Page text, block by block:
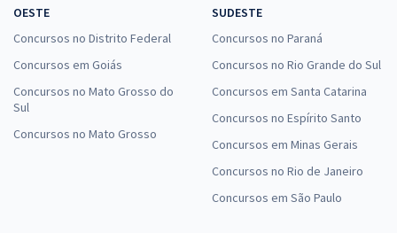
OESTE
Concursos no Distrito Federal
Concursos em Goiás
Concursos no Mato Grosso do
Sul
Concursos no Mato Grosso
SUDESTE
Concursos no Paraná
Concursos no Rio Grande do Sul
Concursos em Santa Catarina
Concursos no Espírito Santo
Concursos em Minas Gerais
Concursos no Rio de Janeiro
Concursos em São Paulo